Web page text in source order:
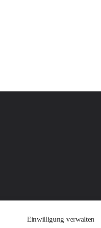
Einwilligung verwalten